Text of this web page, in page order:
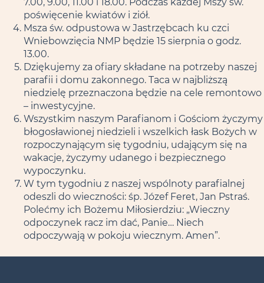
poświęcenie kwiatów i ziół.
Msza św. odpustowa w Jastrzębcach ku czci
Wniebowzięcia NMP będzie 15 sierpnia o godz.
13.00.
Dziękujemy za ofiary składane na potrzeby naszej
parafii i domu zakonnego. Taca w najbliższą
niedzielę przeznaczona będzie na cele remontowo
– inwestycyjne.
Wszystkim naszym Parafianom i Gościom życzymy
błogosławionej niedzieli i wszelkich łask Bożych w
rozpoczynającym się tygodniu, udającym się na
wakacje, życzymy udanego i bezpiecznego
wypoczynku.
W tym tygodniu z naszej wspólnoty parafialnej
odeszli do wieczności: śp. Józef Feret, Jan Pstraś.
Polećmy ich Bożemu Miłosierdziu: „Wieczny
odpoczynek racz im dać, Panie… Niech
odpoczywają w pokoju wiecznym. Amen”.